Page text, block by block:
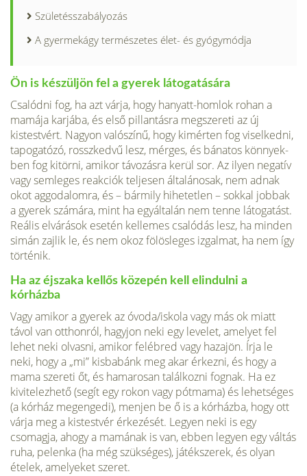
Születésszabályozás
A gyermekágy természetes élet- és gyógymódja
Ön is készüljön fel a gyerek látogatá­sára
Csalódni fog, ha azt várja, hogy hanyatt-homlok rohan a
mamája karjá­ba, és első pillantásra megszereti az új
kistestvért. Nagyon valószínű, hogy ki­mérten fog viselkedni,
tapogatózó, rossz­kedvű lesz, mérges, és bánatos könnyek­
ben fog kitörni, amikor távozásra kerül sor. Az ilyen negatív
vagy semleges reak­ciók teljesen általánosak, nem adnak
okot aggodalomra, és – bármily hihe­tetlen – sokkal jobbak
a gyerek számára, mint ha egyáltalán nem tenne látogatást.
Reális elvárások esetén kellemes csaló­dás lesz, ha minden
simán zajlik le, és nem okoz fölösleges izgalmat, ha nem így
történik.
Ha az éjszaka kellős közepén kell el­indulni a
kórházba
Vagy amikor a gye­rek az óvoda/iskola vagy más ok miatt
távol van otthonról, hagyjon neki egy levelet, amelyet fel
lehet neki olvasni, amikor felébred vagy hazajön. Írja le
neki, hogy a „mi” kisbabánk meg akar érkezni, és hogy a
mama szereti őt, és ha­marosan találkozni fognak. Ha ez
kivite­lezhető (segít egy rokon vagy pótmama) és lehetséges
(a kórház megengedi), men­jen be ő is a kórházba, hogy ott
várja meg a kistestvér érkezését. Legyen neki is egy
csomagja, ahogy a mamának is van, ebben legyen egy váltás
ruha, pelenka (ha még szükséges), játékszerek, és olyan
ételek, amelyeket szeret.